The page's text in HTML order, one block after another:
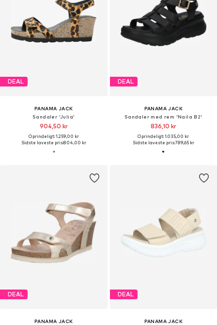
DEAL
PANAMA JACK
Sandaler 'Julia'
904,50 kr
Oprindeligt: 1.259,00 kr
Sidste laveste pris:804,00 kr
DEAL
PANAMA JACK
Sandaler med rem 'Naila B2'
836,10 kr
Oprindeligt: 1.035,00 kr
Sidste laveste pris:789,65 kr
DEAL
PANAMA JACK
DEAL
PANAMA JACK